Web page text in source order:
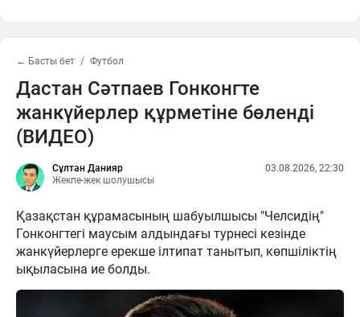
← Басты бет Футбол
Дастан Сәтпаев Гонконгте
жанкүйерлер құрметіне бөленді
(ВИДЕО)
Сұлтан Данияр
Жекпе-жек шолушысы
03.08.2026, 22:30
Қазақстан құрамасының шабуылшысы "Челсидің"
Гонконгтегі маусым алдындағы турнесі кезінде
жанкүйерлерге ерекше ілтипат танытып, көпшіліктің
ықыласына ие болды.